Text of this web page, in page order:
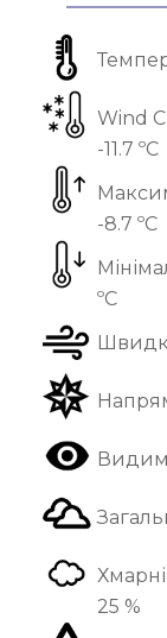
Wind
-11.7 ºС
-8.7 ºС
ºС
25 %